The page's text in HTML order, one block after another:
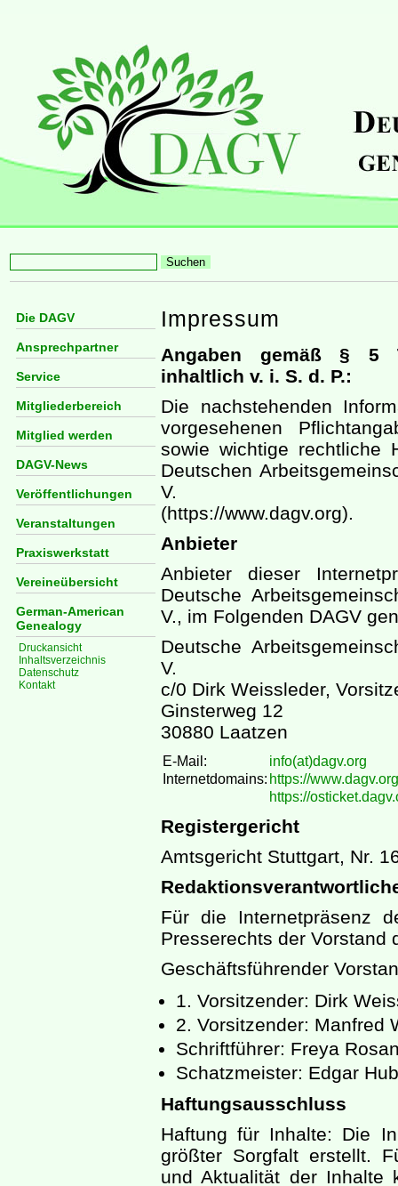
Die DAGV
Ansprechpartner
Service
Mitgliederbereich
Mitglied werden
DAGV-News
Veröffentlichungen
Veranstaltungen
Praxiswerkstatt
Vereineübersicht
German-American
Genealogy
Druckansicht
Inhaltsverzeichnis
Datenschutz
Kontakt
Impressum
Angaben gemäß § 5
inhaltlich v. i. S. d. P.:
Die nachstehenden
vorgesehenen
sowie wichtige rechtliche
Deutschen
V.
(https://www.dagv.org).
Anbieter
Anbieter dieser
Deutsche
V., im Folgenden DAGV
Deutsche
V.
c/0 Dirk Weissleder,
Ginsterweg 12
30880 Laatzen
E-Mail:
info(at)dagv.org
Internetdomains: https://www.dagv.org
https://
Registergericht
Amtsgericht Stuttgart, Nr.
Für die Internetpräsenz
Presserechts der Vorstand
Geschäftsführender
1. Vorsitzender: Dirk
2. Vorsitzender: Manfred
Schriftführer: Freya
Schatzmeister: Edgar
Haftungsausschluss
Haftung für Inhalte: Die
größter Sorgfalt erstellt.
und Aktualität der Inhalte